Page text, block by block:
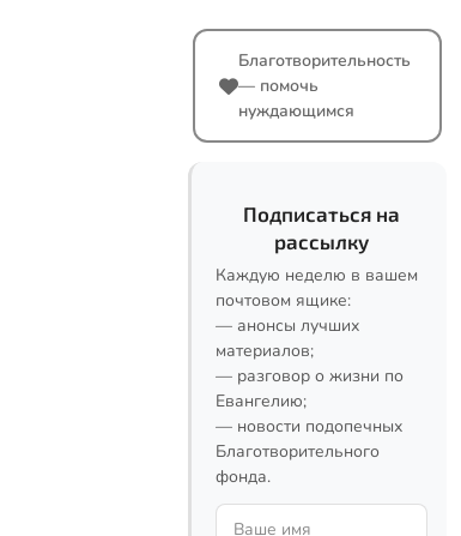
Благотворительность
— помочь
нуждающимся
Подписаться на
рассылку
Каждую неделю в вашем
почтовом ящике:
— анонсы лучших
материалов;
— разговор о жизни по
Евангелию;
— новости подопечных
Благотворительного
фонда.